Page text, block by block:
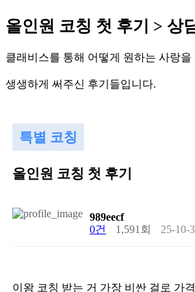
올인원 코칭 첫 후기 > 상
클래 비 스를 통해 어 떻게 원하는 사랑을
생생하게 써 주신 후기 들입니 다.
특별 코칭
올인원 코칭 첫 후기
989eecf
0건
1,591회 25-10-
이왕 코칭 받는 거 가장 비싼 걸로 가